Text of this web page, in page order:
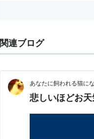
関連ブログ
あなたに飼われる猫に
悲しいほどお天